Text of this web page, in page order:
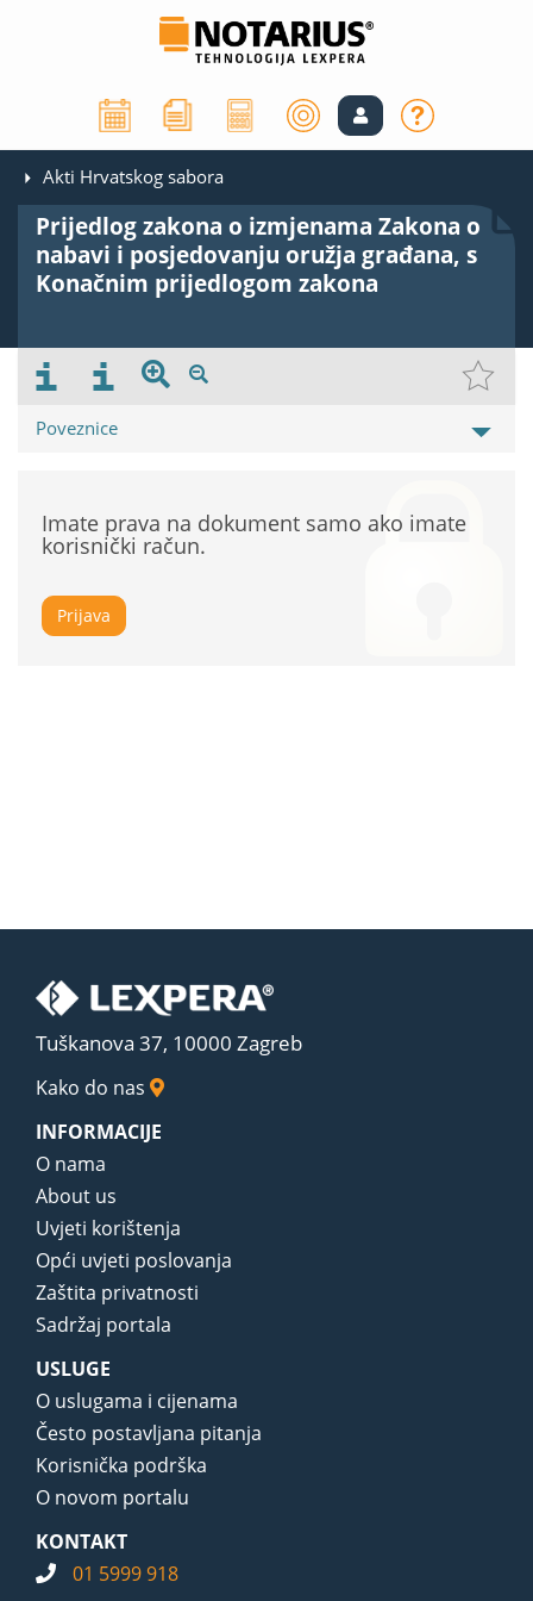
Akti Hrvatskog sabora
Prijedlog zakona o izmjenama Zakona o
nabavi i posjedovanju oružja građana, s
Konačnim prijedlogom zakona
Poveznice
Imate prava na dokument samo ako imate
korisnički račun.
Prijava
Tuškanova 37, 10000 Zagreb
Kako do nas
INFORMACIJE
O nama
About us
Uvjeti korištenja
Opći uvjeti poslovanja
Zaštita privatnosti
Sadržaj portala
USLUGE
O uslugama i cijenama
Često postavljana pitanja
Korisnička podrška
O novom portalu
KONTAKT
01 5999 918